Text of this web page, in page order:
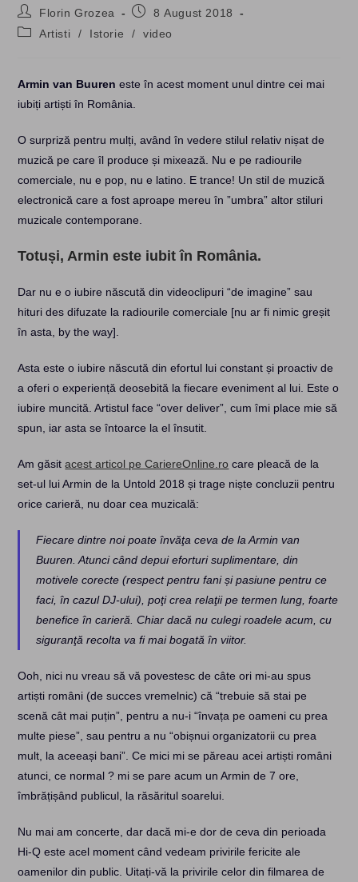
Post
author:
Florin Grozea
Post8 August 2018
PostArtisti / Istorie / video
Armin van Buuren este în acest moment unul dintre cei mai
iubiți artiști în România.
O surpriză pentru mulți, având în vedere stilul relativ nișat de
muzică pe care îl produce și mixează. Nu e pe radiourile
comerciale, nu e pop, nu e latino. E trance! Un stil de muzică
electronică care a fost aproape mereu în ”umbra” altor stiluri
muzicale contemporane.
Totuși, Armin este iubit în România.
Dar nu e o iubire născută din videoclipuri “de imagine” sau
hituri des difuzate la radiourile comerciale [nu ar fi nimic greșit
în asta, by the way].
Asta este o iubire născută din efortul lui constant și proactiv de
a oferi o experiență deosebită la fiecare eveniment al lui. Este o
iubire muncită. Artistul face “over deliver”, cum îmi place mie să
spun, iar asta se întoarce la el însutit.
Am găsitacest articol pe CariereOnline.ro care pleacă de la
set-ul lui Armin de la Untold 2018 și trage niște concluzii pentru
orice carieră, nu doar cea muzicală:
Fiecare dintre noi poate învăţa ceva de la Armin van
Buuren. Atunci când depui eforturi suplimentare, din
motivele corecte (respect pentru fani și pasiune pentru ce
faci, în cazul DJ-ului), poţi crea relaţii pe termen lung, foarte
benefice în carieră. Chiar dacă nu culegi roadele acum, cu
siguranţă recolta va fi mai bogată în viitor.
Ooh, nici nu vreau să vă povestesc de câte ori mi-au spus
artiști români (de succes vremelnic) că “trebuie să stai pe
scenă cât mai puțin”, pentru a nu-i “învața pe oameni cu prea
multe piese”, sau pentru a nu “obișnui organizatorii cu prea
mult, la aceeași bani”. Ce mici mi se păreau acei artiști români
atunci, ce normal ? mi se pare acum un Armin de 7 ore,
îmbrățișând publicul, la răsăritul soarelui.
Nu mai am concerte, dar dacă mi-e dor de ceva din perioada
Hi-Q este acel moment când vedeam privirile fericite ale
oamenilor din public. Uitați-vă la privirile celor din filmarea de